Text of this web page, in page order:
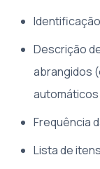
Descrição
abrangidos
automáticos
Frequência
Lista de